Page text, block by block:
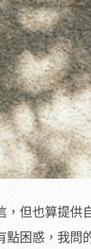
但也算提供
困惑，我問